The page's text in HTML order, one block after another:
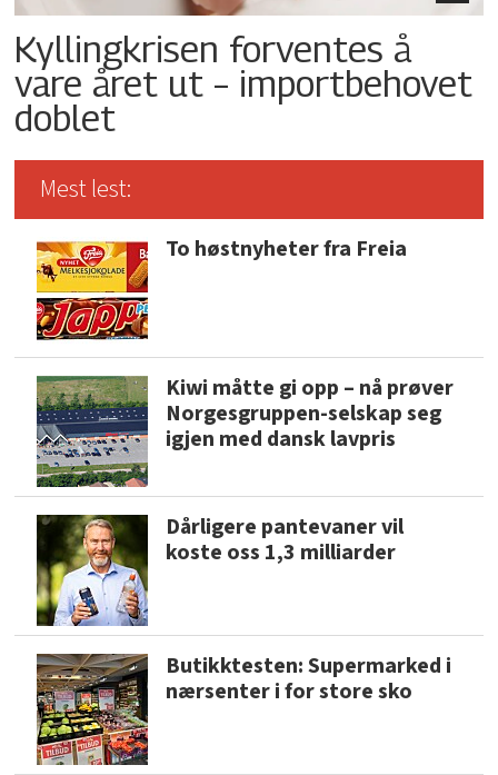
Kyllingkrisen forventes å
vare året ut – importbehovet
doblet
Mest lest:
To høstnyheter fra Freia
Kiwi måtte gi opp – nå prøver
Norgesgruppen-selskap seg
igjen med dansk lavpris
Dårligere pantevaner vil
koste oss 1,3 milliarder
Butikktesten: Supermarked i
nærsenter i for store sko